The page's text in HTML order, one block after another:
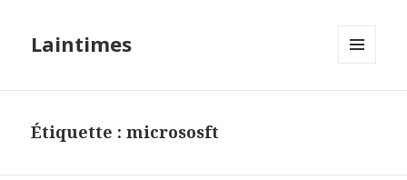
Laintimes
Étiquette :micrososft